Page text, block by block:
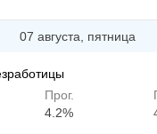
07 августа, пятница
Прог.
4.2%